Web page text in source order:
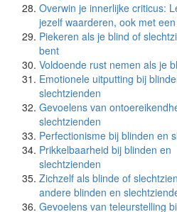
Overwin je innerlijke criticus:
jezelf waarderen, ook met
Piekeren als je blind of
bent
Voldoende rust nemen als je
Emotionele uitputting bij
slechtzienden
Gevoelens van
slechtzienden
Perfectionisme bij blinden en
Prikkelbaarheid bij blinden en
slechtzienden
Zichzelf als blinde of
andere blinden en
Gevoelens van teleurstelling